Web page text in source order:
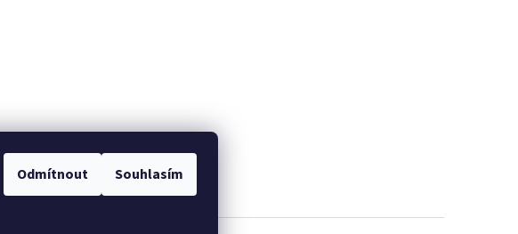
Odmítnout Souhlasím